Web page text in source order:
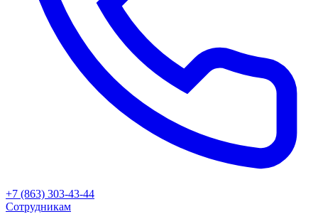
+7 (863) 303-43-44
Сотрудникам